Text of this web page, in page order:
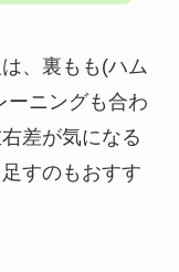
、裏もも(ハム
ーニングも合わ
差が気になる
すのもおすす